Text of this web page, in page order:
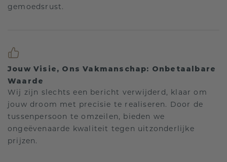
gemoedsrust.
Jouw Visie, Ons Vakmanschap: Onbetaalbare
Waarde
Wij zijn slechts een bericht verwijderd, klaar om
jouw droom met precisie te realiseren. Door de
tussenpersoon te omzeilen, bieden we
ongeëvenaarde kwaliteit tegen uitzonderlijke
prijzen.